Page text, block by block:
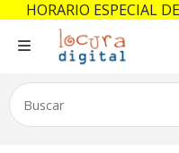
HORARIO ESPECIAL